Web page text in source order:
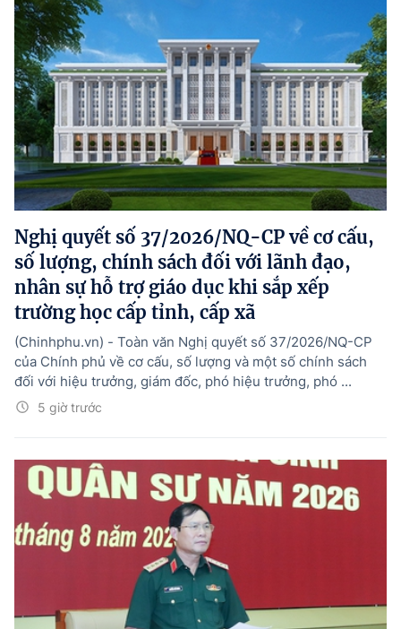
Nghị quyết số 37/2026/NQ-CP về cơ cấu,
số lượng, chính sách đối với lãnh đạo,
nhân sự hỗ trợ giáo dục khi sắp xếp
trường học cấp tỉnh, cấp xã
5 giờ trước
(Chinhphu.vn) - Toàn văn Nghị quyết số 37/2026/NQ-CP
của Chính phủ về cơ cấu, số lượng và một số chính sách
đối với hiệu trưởng, giám đốc, phó hiệu trưởng, phó ...